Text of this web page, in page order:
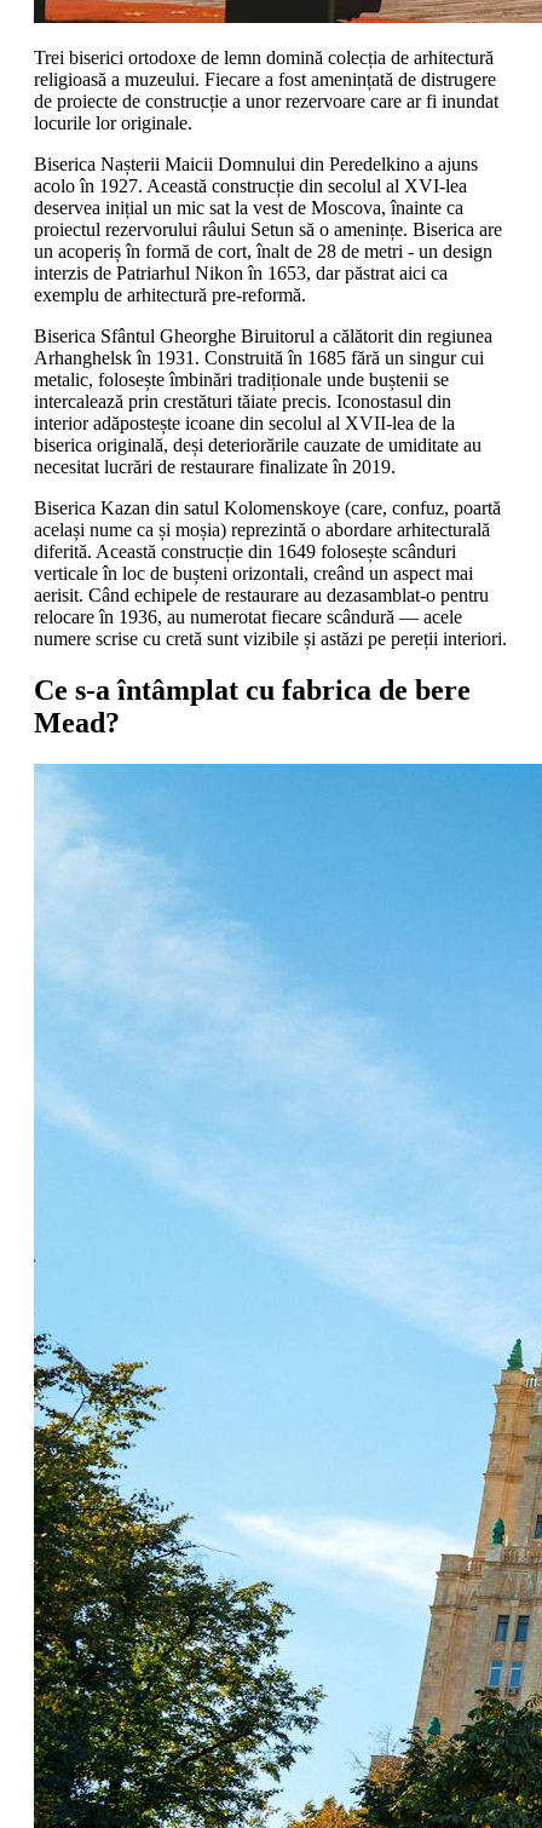
Trei biserici ortodoxe de lemn domină colecția de arhitectură
religioasă a muzeului. Fiecare a fost amenințată de distrugere
de proiecte de construcție a unor rezervoare care ar fi inundat
locurile lor originale.
Biserica Nașterii Maicii Domnului din Peredelkino a ajuns
acolo în 1927. Această construcție din secolul al XVI-lea
deservea inițial un mic sat la vest de Moscova, înainte ca
proiectul rezervorului râului Setun să o amenințe. Biserica are
un acoperiș în formă de cort, înalt de 28 de metri - un design
interzis de Patriarhul Nikon în 1653, dar păstrat aici ca
exemplu de arhitectură pre-reformă.
Biserica Sfântul Gheorghe Biruitorul a călătorit din regiunea
Arhanghelsk în 1931. Construită în 1685 fără un singur cui
metalic, folosește îmbinări tradiționale unde buștenii se
intercalează prin crestături tăiate precis. Iconostasul din
interior adăpostește icoane din secolul al XVII-lea de la
biserica originală, deși deteriorările cauzate de umiditate au
necesitat lucrări de restaurare finalizate în 2019.
Biserica Kazan din satul Kolomenskoye (care, confuz, poartă
același nume ca și moșia) reprezintă o abordare arhitecturală
diferită. Această construcție din 1649 folosește scânduri
verticale în loc de bușteni orizontali, creând un aspect mai
aerisit. Când echipele de restaurare au dezasamblat-o pentru
relocare în 1936, au numerotat fiecare scândură — acele
numere scrise cu cretă sunt vizibile și astăzi pe pereții interiori.
Ce s-a întâmplat cu fabrica de bere
Mead?